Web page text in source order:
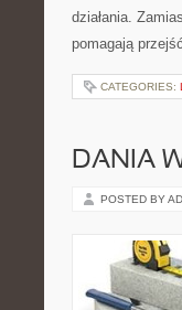
działania.
pomagają
CATEGORIES:
DANIA
POSTED BY